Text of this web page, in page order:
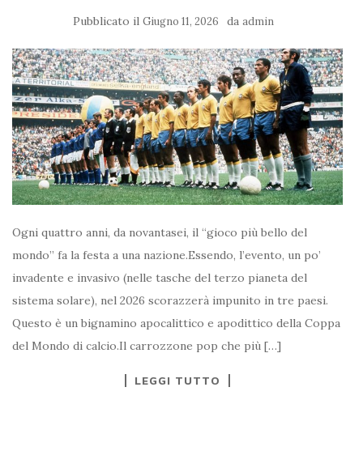
Pubblicato il Giugno 11, 2026 da admin
Ogni quattro anni, da novantasei, il “gioco più bello del
mondo” fa la festa a una nazione.Essendo, l’evento, un po’
invadente e invasivo (nelle tasche del terzo pianeta del
sistema solare), nel 2026 scorazzerà impunito in tre paesi.
Questo è un bignamino apocalittico e apodittico della Coppa
del Mondo di calcio.Il carrozzone pop che più […]
LEGGI TUTTO